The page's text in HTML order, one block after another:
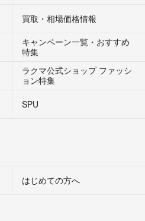
買取・相場価格情報
キャンペーン一覧・おすすめ
特集
ラクマ公式ショップ ファッシ
ョン特集
SPU
はじめての方へ